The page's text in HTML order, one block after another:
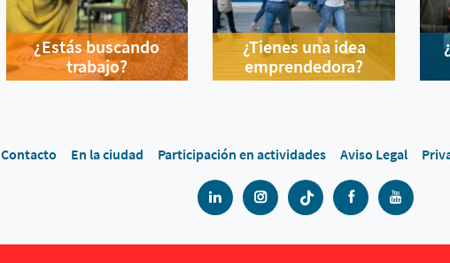
¿Estás buscando
trabajo?
¿Tienes una idea
emprendedora?
Contacto En la ciudad Participación en actividades Aviso Legal